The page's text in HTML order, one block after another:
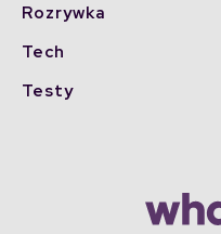
Rozrywka
Tech
Testy